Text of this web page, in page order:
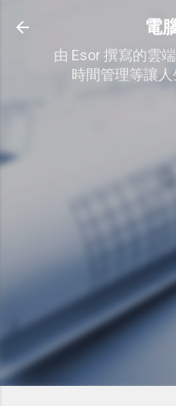
跳到
電
由 Esor 撰寫的雲
時間管理等讓